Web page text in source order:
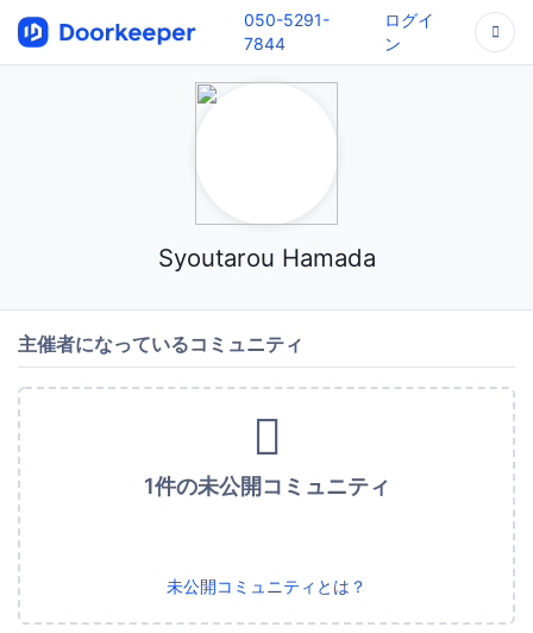
050-5291-
7844
ログイ
ン
Syoutarou Hamada
主催者になっているコミュニティ
1件の未公開コミュニティ
未公開コミュニティとは？